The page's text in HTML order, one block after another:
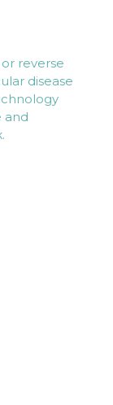
reverse
disease
and